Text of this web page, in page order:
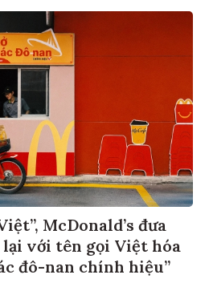
McDonald’s đưa
với tên gọi Việt hóa
đô-nan chính hiệu”